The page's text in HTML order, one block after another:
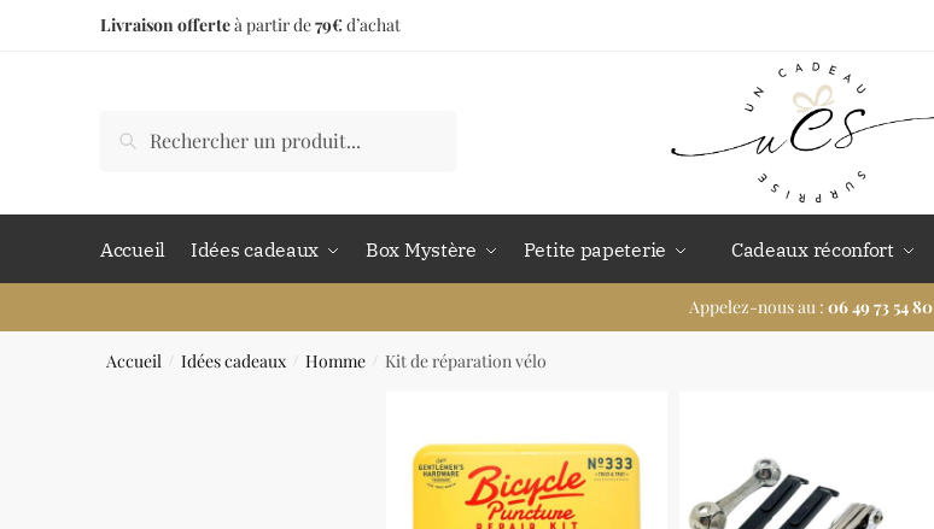
Livraison offerteà partir de79€d’achat
Accueil Idées cadeaux Box Mystère Petite papeterie Cadeaux réconfort
Appelez-nous au : 06 49 73 54 80
Accueil / Idées cadeaux / Homme / Kit de réparation vélo